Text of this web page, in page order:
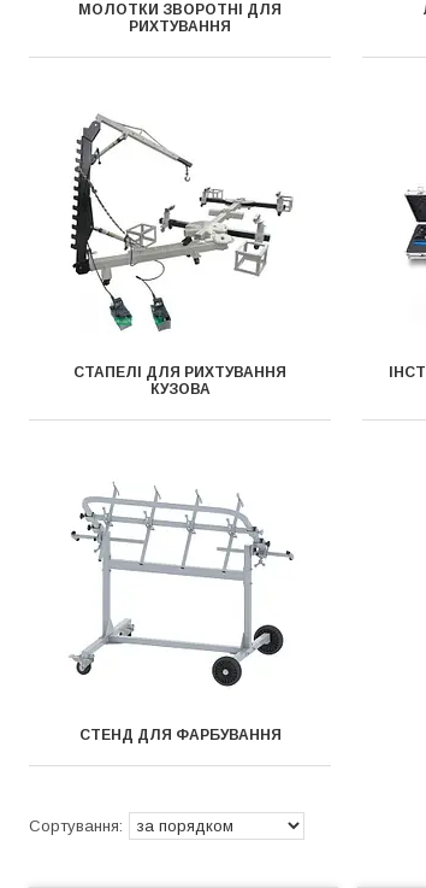
МОЛОТКИ ЗВОРОТНІ ДЛЯ
РИХТУВАННЯ
СТАПЕЛІ ДЛЯ РИХТУВАННЯ
КУЗОВА
СТЕНД ДЛЯ ФАРБУВАННЯ